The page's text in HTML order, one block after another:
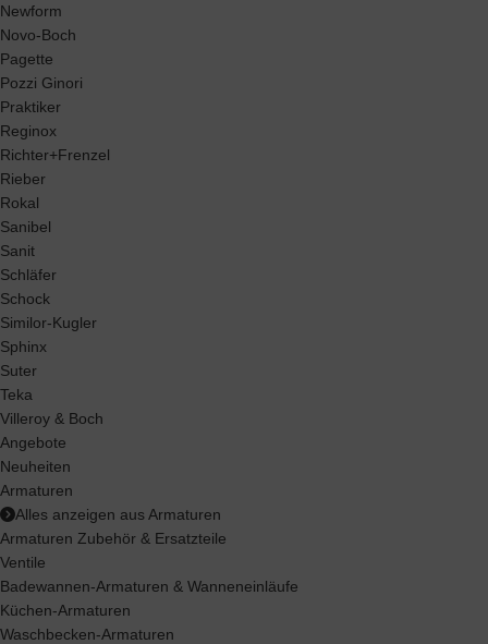
Newform
Novo-Boch
Pagette
Pozzi Ginori
Praktiker
Reginox
Richter+Frenzel
Rieber
Rokal
Sanibel
Sanit
Schläfer
Schock
Similor-Kugler
Sphinx
Suter
Teka
Villeroy & Boch
Angebote
Neuheiten
Armaturen
Alles anzeigen aus Armaturen
Armaturen Zubehör & Ersatzteile
Ventile
Badewannen-Armaturen & Wanneneinläufe
Küchen-Armaturen
Waschbecken-Armaturen